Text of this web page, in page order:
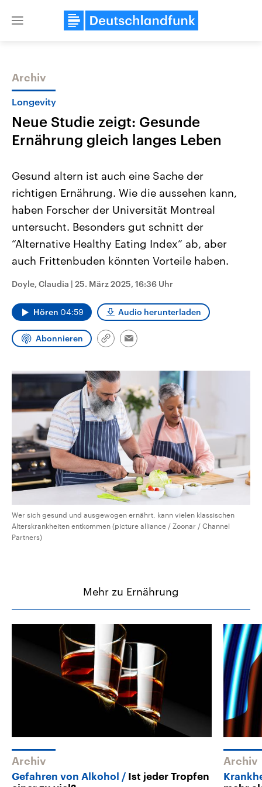
Close
Themen
Landtagswahl Sachsen-Anhalt
2026
Alle Informationen
Sachsen-Anhalt wählt am 6.
September 2026 einen neuen
Landtag. Seit 2021 wird das
Bundesland von einer Koalition aus
Umfragen, Prognosen,
Wahlprogramme, aktuelle Berichte
und Kandidaten der anstehenden
Wahl.
USA
Aktuelle Beiträge,
Hintergründe
Wirtschaftlich und
gehören die Vereinigten
den mächtigsten Ländern
mit großem Einfluss auf
Archiv
Longevity
Neue Studie zeigt: Gesunde
Ernährung gleich langes Leben
Gesund altern ist auch eine Sache der
richtigen Ernährung. Wie die aussehen kann,
haben Forscher der Universität Montreal
untersucht. Besonders gut schnitt der
“Alternative Healthy Eating Index” ab, aber
auch Frittenbuden könnten Vorteile haben.
Doyle, Claudia | 25. März 2025, 16:36 Uhr
Hören 04:59 Audio herunterladen
Abonnieren
Link
Email
Wer sich gesund und ausgewogen ernährt, kann vielen klassischen
Alterskrankheiten entkommen (picture alliance / Zoonar / Channel
Partners)
Mehr zu Ernährung
Archiv
Gefahren von Alkohol
Ist jeder Tropfen
Archiv